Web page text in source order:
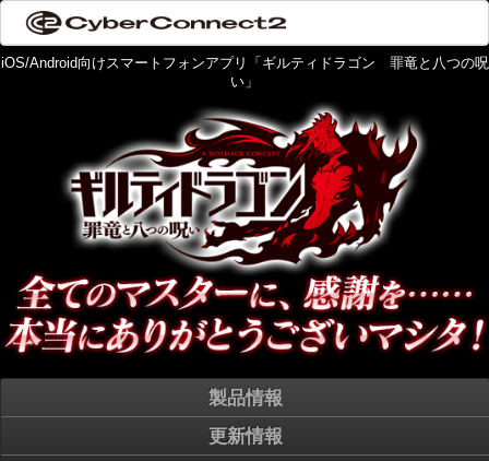
iOS/Android向けスマートフォンアプリ「ギルティドラゴン 罪竜と八つの呪
い」
製品情報
更新情報